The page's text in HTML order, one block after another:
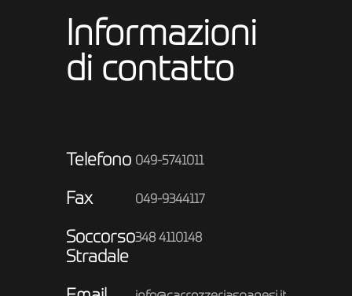
Informazioni
di contatto
Telefono 049-5741011
Fax 049-9344117
Soccorso
Stradale
348 4110148